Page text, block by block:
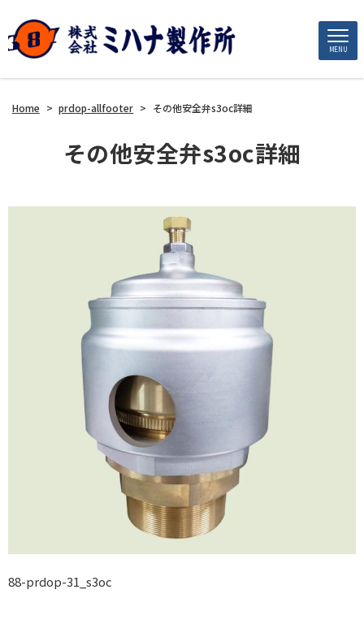
MENU
Home > prdop-allfooter > その他安全弁s3oc詳細
その他安全弁s3oc詳細
88-prdop-31_s3oc